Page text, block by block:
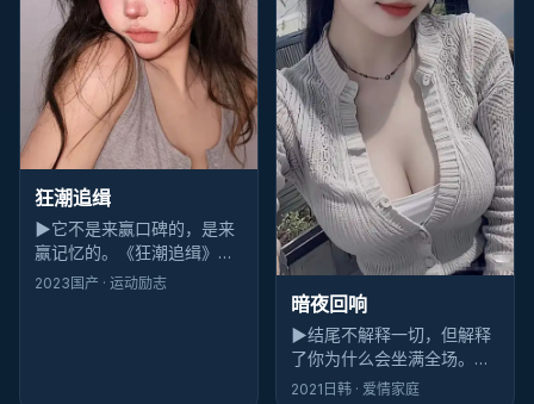
狂潮追缉
▶它不是来赢口碑的，是来
赢记忆的。《狂潮追缉》散
场后你会忘记几个桥段，但
2023 国产 · 运动励志
暗夜回响
▶结尾不解释一切，但解释
了你为什么会坐满全场。
《暗夜回响》的科幻落点像
2021 日韩 · 爱情家庭